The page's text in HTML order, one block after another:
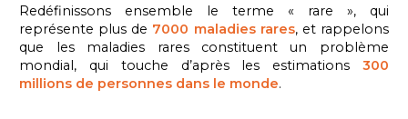
Redéfinissons ensemble le terme « rare », qui
représente plus de 7000 maladies rares, et rappelons
que les maladies rares constituent un problème
mondial, qui touche d’après les estimations 300
millions de personnes dans le monde.